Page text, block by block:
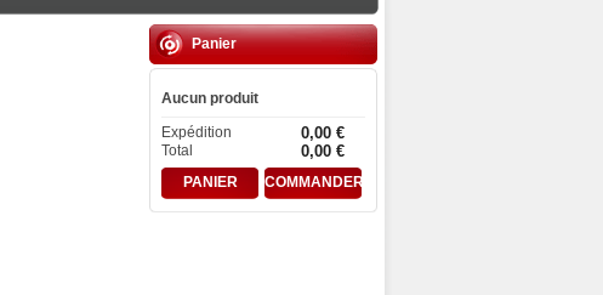
Panier
Aucun produit
Expédition
0,00 €
Total 0,00 €
PANIER COMMANDER